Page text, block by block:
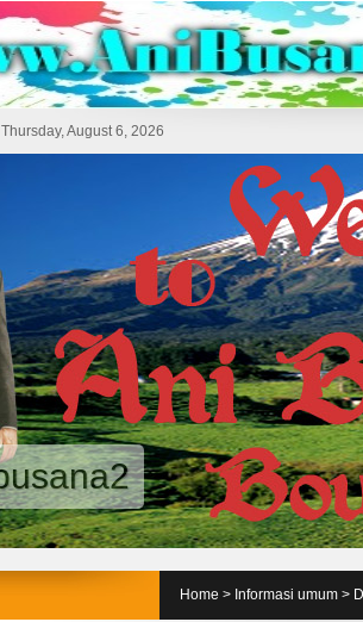
Thursday, August 6, 2026
Home > Informasi umum >